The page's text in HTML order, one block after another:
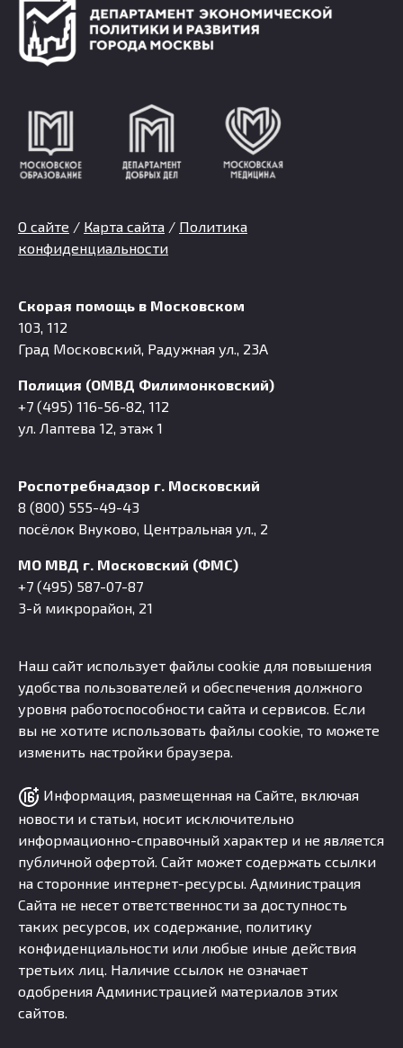
О сайте / Карта сайта / Политика
конфиденциальности
Скорая помощь в Московском
103, 112
Град Московский, Радужная ул., 23А
Полиция (ОМВД Филимонковский)
+7 (495) 116-56-82, 112
ул. Лаптева 12, этаж 1
Роспотребнадзор г. Московский
8 (800) 555-49-43
посёлок Внуково, Центральная ул., 2
МО МВД г. Московский (ФМС)
+7 (495) 587-07-87
3-й микрорайон, 21
Наш сайт использует файлы cookie для повышения
удобства пользователей и обеспечения должного
уровня работоспособности сайта и сервисов. Если
вы не хотите использовать файлы cookie, то можете
изменить настройки браузера.
Информация, размещенная на Сайте, включая
новости и статьи, носит исключительно
информационно-справочный характер и не является
публичной офертой. Сайт может содержать ссылки
на сторонние интернет-ресурсы. Администрация
Сайта не несет ответственности за доступность
таких ресурсов, их содержание, политику
конфиденциальности или любые иные действия
третьих лиц. Наличие ссылок не означает
одобрения Администрацией материалов этих
сайтов.